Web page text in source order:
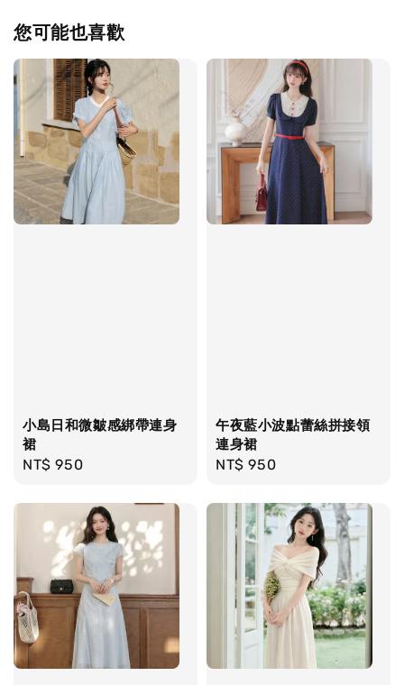
您可能也喜歡
小島日和微皺感綁帶連身
裙
Regular
NT$ 950
午夜藍小波點蕾絲拼接領
連身裙
Regular
NT$ 950